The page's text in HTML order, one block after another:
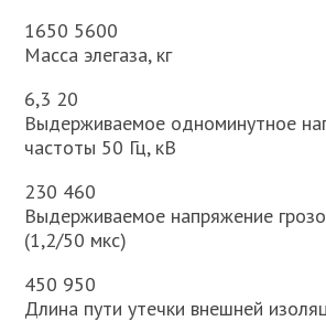
1650 5600
Масса элегаза, кг
6,3 20
Выдерживаемое одноминутное
частоты 50 Гц, кВ
230 460
Выдерживаемое напряжение
(1,2/50 мкс)
450 950
Длина пути утечки внешней